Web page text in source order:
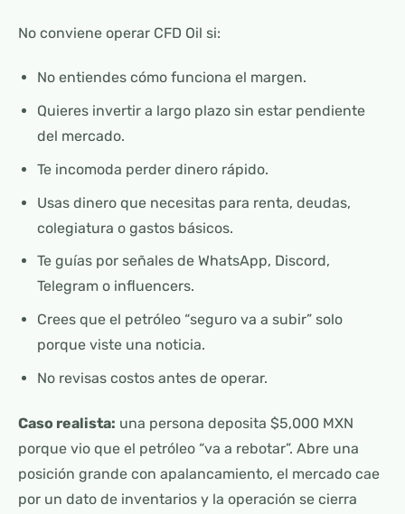
No conviene operar CFD Oil si:
No entiendes cómo funciona el margen.
Quieres invertir a largo plazo sin estar pendiente
del mercado.
Te incomoda perder dinero rápido.
Usas dinero que necesitas para renta, deudas,
colegiatura o gastos básicos.
Te guías por señales de WhatsApp, Discord,
Telegram o influencers.
Crees que el petróleo “seguro va a subir” solo
porque viste una noticia.
No revisas costos antes de operar.
Caso realista: una persona deposita $5,000 MXN
porque vio que el petróleo “va a rebotar”. Abre una
posición grande con apalancamiento, el mercado cae
por un dato de inventarios y la operación se cierra